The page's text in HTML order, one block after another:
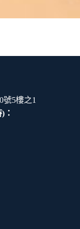
號5樓之1
：